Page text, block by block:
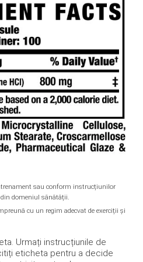
sau conform instrucțiunilor
domeniul sănătății.
cu un regim adecvat de exerciții și
Urmați instrucțiunile de
eticheta pentru a decide